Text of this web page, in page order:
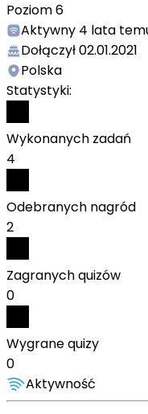
Poziom6
Aktywny 4 lata
Dołączył02.01.2021
Polska
Statystyki:
Wykonanych zadań
4
Odebranych nagród
2
Zagranych quizów
0
Wygrane quizy
0
Aktywność